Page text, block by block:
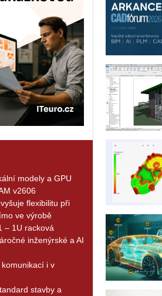
modely a GPU
v2606
flexibilitu při
ve výrobě
– 1U racková
inženýrské a AI
i v
stavby a